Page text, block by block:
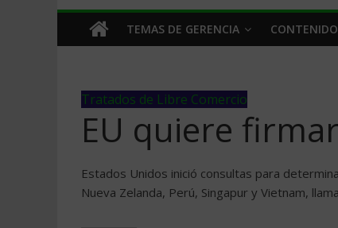
TEMAS DE GERENCIA
Tratados de Libre Comercio
EU quiere
Estados Unidos inició consultas para
Nueva Zelanda, Perú, Singapur y Vietnam,